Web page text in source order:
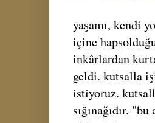
yaşamı, kendi
içine
inkârlardan
geldi. kutsalla
istiyoruz.
sığınağıdır. "bu